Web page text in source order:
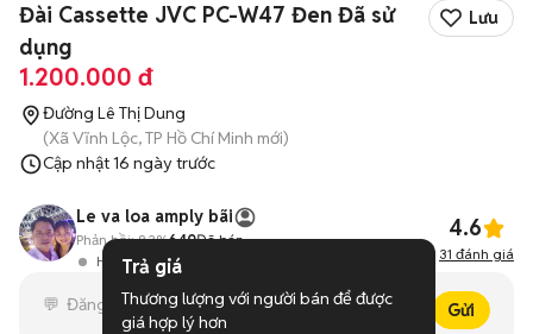
Đài Cassette JVC PC-W47 Đen Đã sử
dụng
Lưu
1.200.000 đ
Đường Lê Thị Dung
(Xã Vĩnh Lộc, TP Hồ Chí Minh mới)
Cập nhật16 ngày trước
Le va loa amply bãi
Hoạt động 3 phút trước
Phản hồi: 83%640Đã bán 4.6
31 đánh giá
Gửi
Trả giá
Thương lượng với người bán để được
giá hợp lý hơn